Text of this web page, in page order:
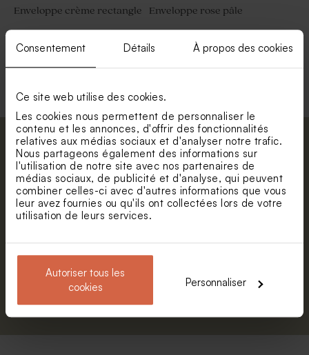
Consentement Détails À propos des cookies
Ce site web utilise des cookies.
Les cookies nous permettent de personnaliser le
contenu et les annonces, d'offrir des fonctionnalités
relatives aux médias sociaux et d'analyser notre trafic.
Nous partageons également des informations sur
l'utilisation de notre site avec nos partenaires de
médias sociaux, de publicité et d'analyse, qui peuvent
combiner celles-ci avec d'autres informations que vous
leur avez fournies ou qu'ils ont collectées lors de votre
utilisation de leurs services.
Autoriser tous les
cookies
Personnaliser
Enveloppe crème rectangle Enveloppe rose pâle
Voir toute la collection Enveloppe
Abonnez-vous à la newsletter et restez
informé. Petite surprise : bénéficiez de 5%
de réduction.
Prénom